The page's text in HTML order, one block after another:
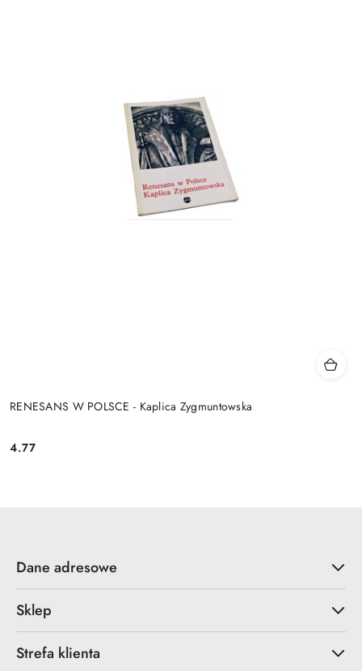
RENESANS W POLSCE - Kaplica Zygmuntowska
Cena:
4.77
Dane adresowe
Sklep
Strefa klienta